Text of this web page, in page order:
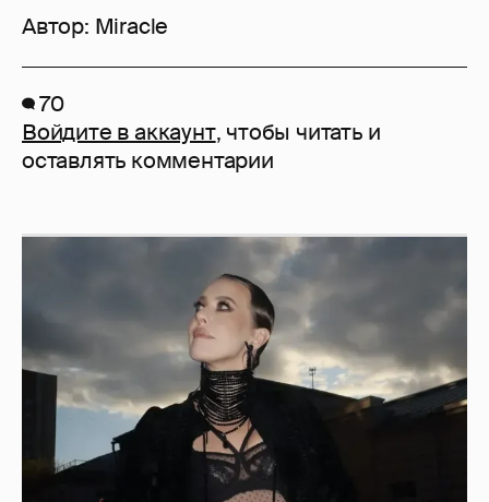
Автор: Miracle
70
Войдите в аккаунт, чтобы читать и
оставлять комментарии